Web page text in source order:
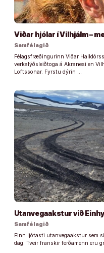
Viðar hjólar í Vilhjálm –
Samfélagið
Félagsfræðingurinn Viðar
verkalýðsleiðtoga á Akranesi en
Loftssonar. Fyrstu dýrin …
Utanvegaakstur við
Samfélagið
Einn ljótasti utanvegaakstur sem
dag. Tveir franskir ferðamenn eru